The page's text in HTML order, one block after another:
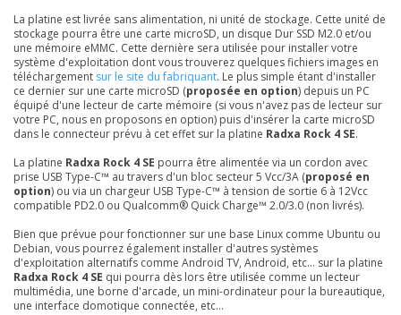
La platine est livrée sans alimentation, ni unité de stockage. Cette unité de
stockage pourra être une carte microSD, un disque Dur SSD M2.0 et/ou
une mémoire eMMC. Cette dernière sera utilisée pour installer votre
système d'exploitation dont vous trouverez quelques fichiers images en
téléchargement sur le site du fabriquant. Le plus simple étant d'installer
ce dernier sur une carte microSD (proposée en option) depuis un PC
équipé d'une lecteur de carte mémoire (si vous n'avez pas de lecteur sur
votre PC, nous en proposons en option) puis d'insérer la carte microSD
dans le connecteur prévu à cet effet sur la platine Radxa Rock 4 SE.
La platine Radxa Rock 4 SE pourra être alimentée via un cordon avec
prise USB Type-C™ au travers d'un bloc secteur 5 Vcc/3A (proposé en
option) ou via un chargeur USB Type-C™ à tension de sortie 6 à 12Vcc
compatible PD2.0 ou Qualcomm® Quick Charge™ 2.0/3.0 (non livrés).
Bien que prévue pour fonctionner sur une base Linux comme Ubuntu ou
Debian, vous pourrez également installer d'autres systèmes
d'exploitation alternatifs comme Android TV, Android, etc... sur la platine
Radxa Rock 4 SE qui pourra dès lors être utilisée comme un lecteur
multimédia, une borne d'arcade, un mini-ordinateur pour la bureautique,
une interface domotique connectée, etc...